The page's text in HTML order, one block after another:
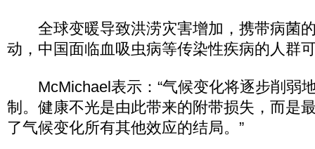
全球变暖导致洪涝灾害增加，携带病菌
动，中国面临血吸虫病等传染性疾病的人群
McMichael表示：“气候变化将逐步削弱
制。健康不光是由此带来的附带损失，而是
了气候变化所有其他效应的结局。”